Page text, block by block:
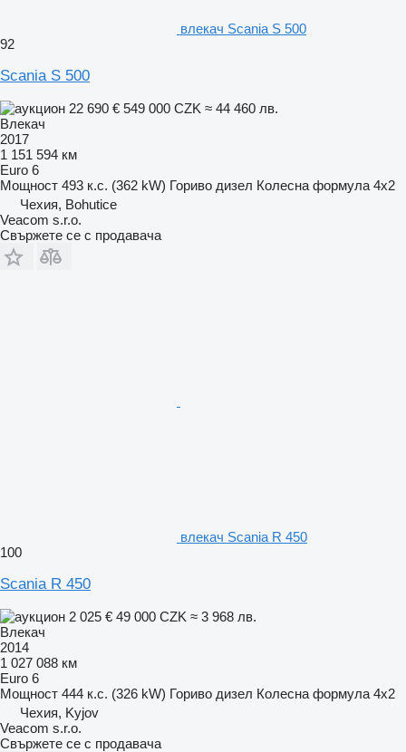
влекач Scania S 500
92
Scania S 500
22 690 € 549 000 CZK ≈ 44 460 лв.
Влекач
2017
1 151 594 км
Euro 6
Мощност 493 к.с. (362 kW) Гориво дизел Колесна формула 4x2
Чехия, Bohutice
Veacom s.r.o.
Свържете се с продавача
влекач Scania R 450
100
Scania R 450
2 025 € 49 000 CZK ≈ 3 968 лв.
Влекач
2014
1 027 088 км
Euro 6
Мощност 444 к.с. (326 kW) Гориво дизел Колесна формула 4x2
Чехия, Kyjov
Veacom s.r.o.
Свържете се с продавача